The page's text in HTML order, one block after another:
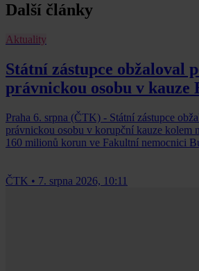
Další články
Aktuality
Státní zástupce obžaloval
právnickou osobu v kauze
Praha 6. srpna (ČTK) - Státní zástupce
právnickou osobu v korupční kauze kolem
160 milionů korun ve Fakultní nemocnici
ČTK • 7. srpna 2026, 10:11